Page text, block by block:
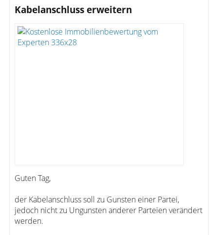
Kabelanschluss erweitern
Guten Tag,
der Kabelanschluss soll zu Gunsten einer Partei,
jedoch nicht zu Ungunsten anderer Parteien verändert
werden.